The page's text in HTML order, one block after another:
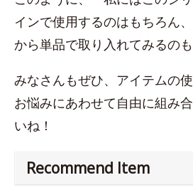
インで使用するのはもちろん
から単品で取り入れてみるのも
みなさんもぜひ、アイテムの使
お悩みにあわせて自由に組み
いね！
Recommend Item